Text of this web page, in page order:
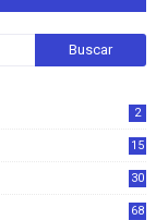
2
15
30
68